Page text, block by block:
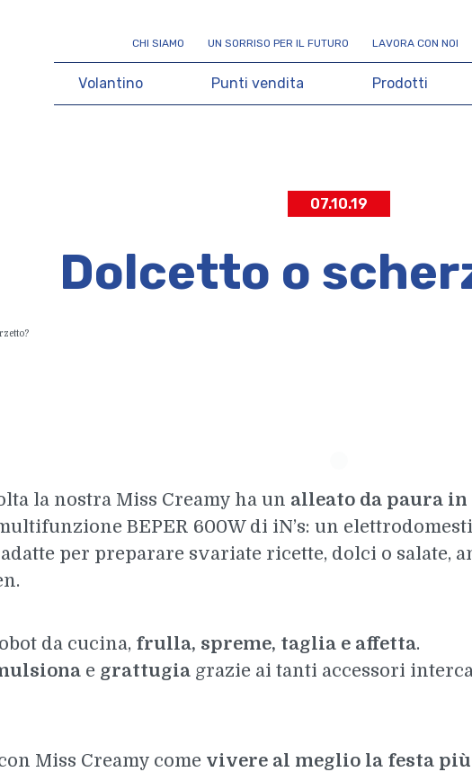
CHI SIAMO UN SORRISO PER IL FUTURO LAVORA CON NOI
Volantino Punti vendita Prodotti
07.10.19
Dolcetto o
la nostra Miss Creamy ha un alleato da paura
BEPER 600W di iN’s: un
per preparare svariate ricette, dolci o salate,
da cucina, frulla, spreme, taglia e affetta.
e grattugiagrazie ai tanti accessori
Miss Creamy come vivere al meglio la festa